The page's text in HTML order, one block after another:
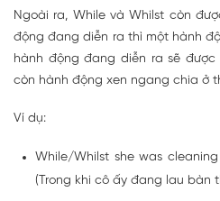
Ngoài ra, While và Whilst còn
động đang diễn ra thì một hành
hành động đang diễn ra sẽ
còn hành động xen ngang chia ở
Ví dụ:
While/Whilst she was
(Trong khi cô ấy đang lau bàn